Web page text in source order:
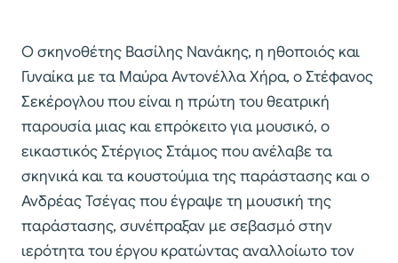
Ο σκηνοθέτης Βασίλης Νανάκης, η ηθοποιός και
Γυναίκα με τα Μαύρα Αντονέλλα Χήρα, ο Στέφανος
Σεκέρογλου που είναι η πρώτη του θεατρική
παρουσία μιας και επρόκειτο για μουσικό, ο
εικαστικός Στέργιος Στάμος που ανέλαβε τα
σκηνικά και τα κουστούμια της παράστασης και ο
Ανδρέας Τσέγας που έγραψε τη μουσική της
παράστασης, συνέπραξαν με σεβασμό στην
ιερότητα του έργου κρατώντας αναλλοίωτο τον